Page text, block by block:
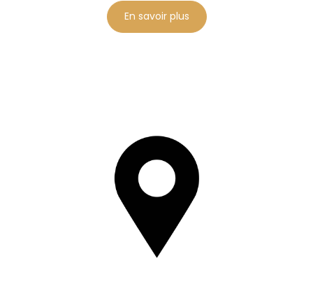
En savoir plus